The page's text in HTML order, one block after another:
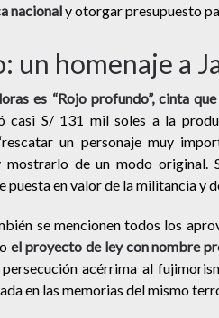
nacionaly otorgar presupuesto
un homenaje a
es “Rojo profundo”, cinta
casi S/ 131 mil soles a la
un personaje muy
mostrarlo de un modo
en valor de la militancia y
se mencionen todos los
el proyecto de ley con nombre
acérrima al
en las memorias del mismo